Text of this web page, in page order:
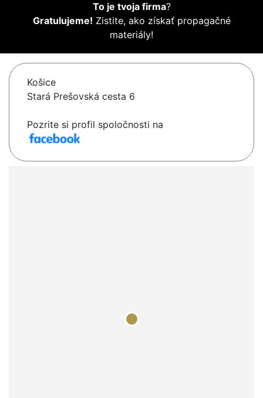
To je tvoja firma?
Gratulujeme! Zistite, ako získať propagačné
materiály!
Košice
Stará Prešovská cesta 6
Pozrite si profil spoločnosti na